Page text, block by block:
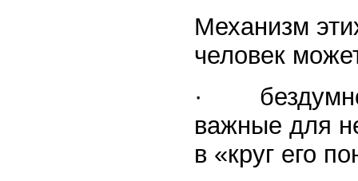
Механизм
человек
· бездумно
важные для
в «круг его